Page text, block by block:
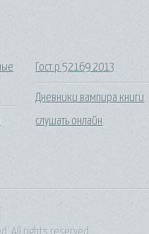
Гост р 52169 2013
Дневники вампира книги
слушать онлайн